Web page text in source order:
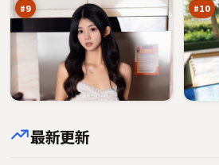
#9 #10
最新更新